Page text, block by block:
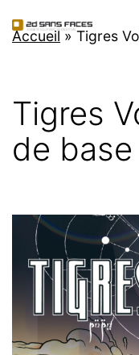
au
2d
Sans
Accueil»Tigres
Tigres
de base